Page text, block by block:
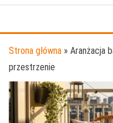
Strona główna » Aranżacja
przestrzenie